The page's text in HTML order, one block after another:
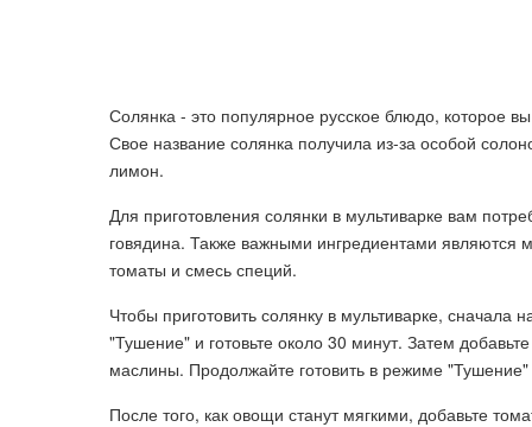
Солянка - это популярное русское блюдо, которое
Свое название солянка получила из-за особой
лимон.
Для приготовления солянки в мультиварке вам
говядина. Также важными ингредиентами
томаты и смесь специй.
Чтобы приготовить солянку в мультиварке,
"Тушение" и готовьте около 30 минут. Затем
маслины. Продолжайте готовить в режиме
После того, как овощи станут мягкими, добавьте